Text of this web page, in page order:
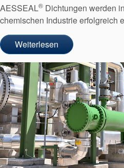
AESSEAL® Dichtungen werden
chemischen Industrie erfolgreich
Weiterlesen